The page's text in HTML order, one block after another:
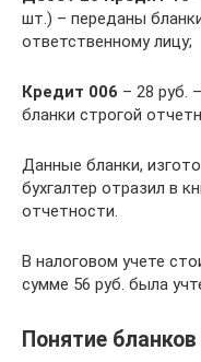
шт.) – переданы
ответственному лицу;
Кредит 006 – 28 руб.
бланки строгой
Данные бланки,
бухгалтер отразил в
отчетности.
В налоговом учете
сумме 56 руб. была
Понятие